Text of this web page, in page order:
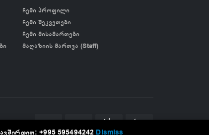
ჩემი პროფილი
ჩემი შეკვეთები
ჩემი მისამართები
მაღაზიის მართვა (Staff)
+995 595494242 Dismiss